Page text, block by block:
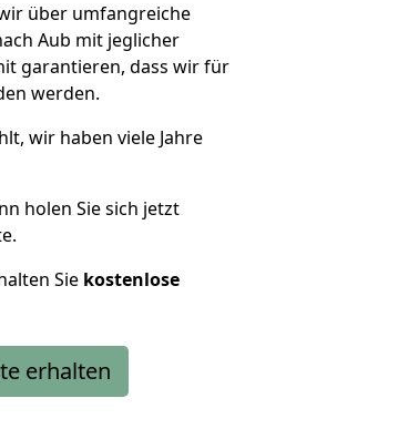
über umfangreiche
Aub mit jeglicher
garantieren, dass wir für
werden.
wir haben viele Jahre
holen Sie sich jetzt
Sie kostenlose
erhalten